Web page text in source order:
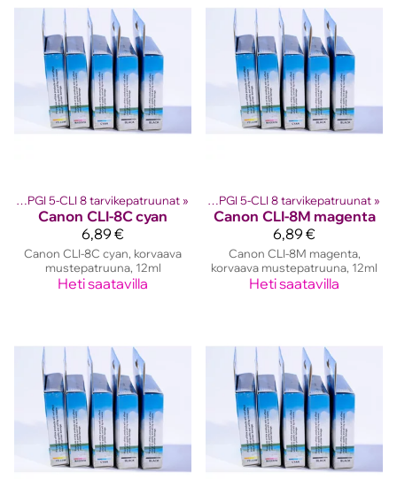
Canon PGI 5-CLI 8 tarvikepatruunat ‪»
Canon CLI-8C cyan
6,89 €
Canon CLI-8C cyan, korvaava
mustepatruuna, 12ml
Heti saatavilla
kasetit ‪»Canon mustekasetit‪» Canon PGI 5-CLI 8 tarvikepatruunat ‪»
Canon CLI-8M magenta
6,89 €
Canon CLI-8M magenta,
korvaava mustepatruuna, 12ml
Heti saatavilla